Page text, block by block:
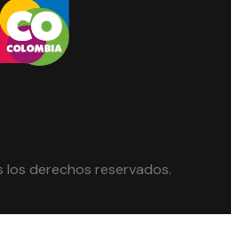
derechos reservados.